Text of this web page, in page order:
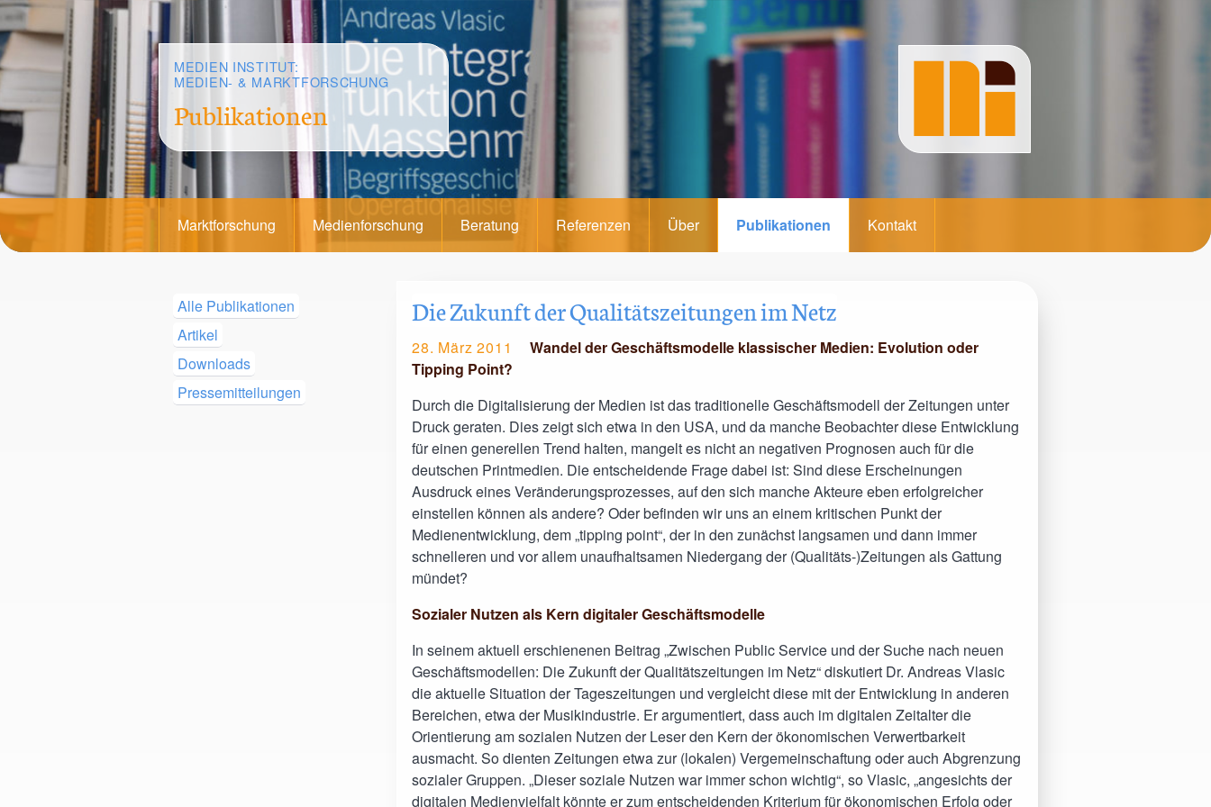
MEDIEN INSTITUT:
MEDIEN- & MARKTFORSCHUNG
Publikationen
Marktforschung Medienforschung Beratung Referenzen Über Publikationen Kontakt
Alle Publikationen
Artikel
Downloads
Pressemitteilungen
Die Zukunft der Qualitätszeitungen im Netz
28. März 2011
Wandel der Geschäftsmodelle klassischer Medien: Evolution oder
Tipping Point?
Durch die Digitalisierung der Medien ist das traditionelle Geschäftsmodell der Zeitungen unter
Druck geraten. Dies zeigt sich etwa in den USA, und da manche Beobachter diese Entwicklung
für einen generellen Trend halten, mangelt es nicht an negativen Prognosen auch für die
deutschen Printmedien. Die entscheidende Frage dabei ist: Sind diese Erscheinungen
Ausdruck eines Veränderungsprozesses, auf den sich manche Akteure eben erfolgreicher
einstellen können als andere? Oder befinden wir uns an einem kritischen Punkt der
Medienentwicklung, dem „tipping point“, der in den zunächst langsamen und dann immer
schnelleren und vor allem unaufhaltsamen Niedergang der (Qualitäts-)Zeitungen als Gattung
mündet?
Sozialer Nutzen als Kern digitaler Geschäftsmodelle
In seinem aktuell erschienenen Beitrag „Zwischen Public Service und der Suche nach neuen
Geschäftsmodellen: Die Zukunft der Qualitätszeitungen im Netz“ diskutiert Dr. Andreas Vlasic
die aktuelle Situation der Tageszeitungen und vergleicht diese mit der Entwicklung in anderen
Bereichen, etwa der Musikindustrie. Er argumentiert, dass auch im digitalen Zeitalter die
Orientierung am sozialen Nutzen der Leser den Kern der ökonomischen Verwertbarkeit
ausmacht. So dienten Zeitungen etwa zur (lokalen) Vergemeinschaftung oder auch Abgrenzung
sozialer Gruppen. „Dieser soziale Nutzen war immer schon wichtig“, so Vlasic, „angesichts der
digitalen Medienvielfalt könnte er zum entscheidenden Kriterium für ökonomischen Erfolg oder